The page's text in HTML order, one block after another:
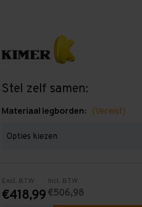
Stel zelf samen:
Materiaal legborden: (Vereist)
Excl. BTW
€418,99
Incl. BTW
€506,98